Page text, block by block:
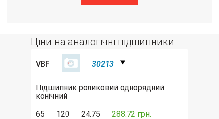
Ціни на аналогічні підшипники
VBF 30213
Підшипник роликовий однорядний
конічний
65
120 24.75 288.72 грн.